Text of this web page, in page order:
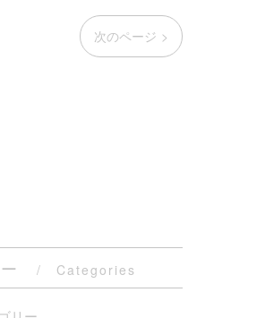
次のページ >
Categories